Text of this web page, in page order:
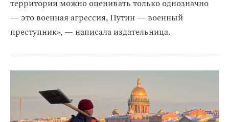
территории можно оценивать только однозначно
— это военная агрессия, Путин — военный
преступник», — написала издательница.